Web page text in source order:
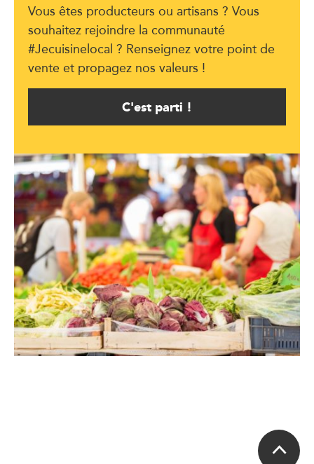
Vous êtes producteurs ou artisans ? Vous
souhaitez rejoindre la communauté
#Jecuisinelocal ? Renseignez votre point de
vente et propagez nos valeurs !
C'est parti !